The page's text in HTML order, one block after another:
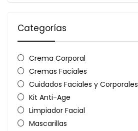
Categorías
Crema Corporal
Cremas Faciales
Cuidados Faciales y Corporales
Kit Anti-Age
Limpiador Facial
Mascarillas